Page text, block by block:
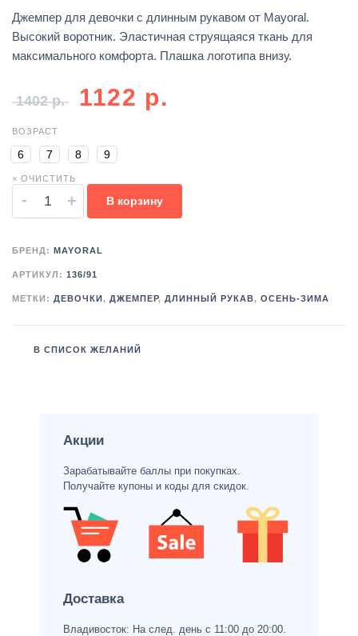
Джемпер для девочки с длинным рукавом от Mayoral.
Высокий воротник. Эластичная струящаяся ткань для
максимального комфорта. Плашка логотипа внизу.
1402р. 1122 р.
ВОЗРАСТ
6 7 8 9
× ОЧИСТИТЬ
- + В корзину
БРЕНД: MAYORAL
АРТИКУЛ: 136/91
МЕТКИ: ДЕВОЧКИ , ДЖЕМПЕР, ДЛИННЫЙ РУКАВ, ОСЕНЬ-ЗИМА
В СПИСОК ЖЕЛАНИЙ
Акции
Зарабатывайте баллы при покупках.
Получайте купоны и коды для скидок.
Доставка
Владивосток: На след. день с 11:00 до 20:00.